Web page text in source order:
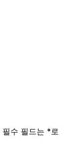
필수 필드는 *로